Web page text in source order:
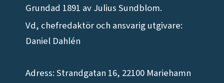
Grundad 1891 av Julius Sundblom.
Vd, chefredaktör och ansvarig utgivare:
Daniel Dahlén
Adress: Strandgatan 16, 22100 Mariehamn